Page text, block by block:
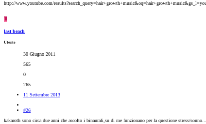
http://www.youtube.com/
L
last beach
Utente
30 Giugno 2011
565
0
265
11 Settembre 2013
#26
kakaroth sono circa due anni che ascolto i binaurali,su di me funzionano per la questione stress/